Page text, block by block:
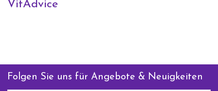
VitAdvice
Folgen Sie uns für Angebote & Neuigkeiten